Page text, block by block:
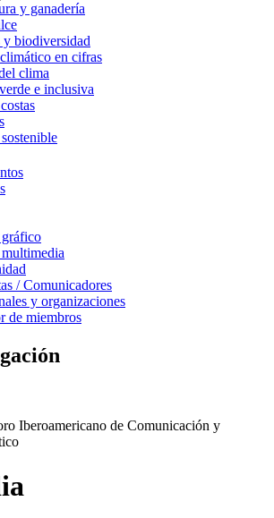
y ganadería
y biodiversidad
en cifras
clima
e inclusiva
/ Comunicadores
y organizaciones
de miembros
Iberoamericano de Comunicación y